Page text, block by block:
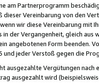
am Partnerprogramm
dieser Vereinbarung von den
wir diese Vereinbarung mit
in der Vergangenheit, gleich
angebotenen Form beenden.
jeder Verstoß gegen die
ausgezahlte Vergütungen
ausgezahlt wird